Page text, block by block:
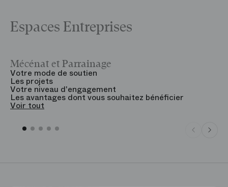
Espaces Entreprises
Mécénat et Parrainage
Votre mode de soutien
Les projets
Votre niveau d'engagement
Les avantages dont vous souhaitez bénéficier
Voir tout